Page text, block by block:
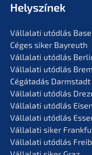
Helyszí­nek
Vállala­ti utódlás
Céges siker Bayreuth
Vállala­ti utódlás
Vállala­ti utódlás
Cégáta­dás Darmstadt
Vállala­ti utódlás
Vállala­ti utódlás
Vállala­ti utódlás
Vállala­ti siker
Vállala­ti utódlás